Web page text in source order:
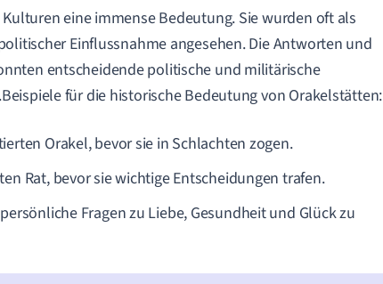
eine immense Bedeutung. Sie wurden oft als
Einflussnahme angesehen. Die Antworten und
entscheidende politische und militärische
für die historische Bedeutung von Orakelstätten:
Orakel, bevor sie in Schlachten zogen.
Rat, bevor sie wichtige Entscheidungen trafen.
Fragen zu Liebe, Gesundheit und Glück zu